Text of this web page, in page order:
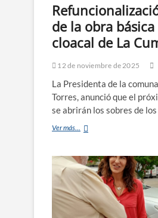
de la obra
cloacal de La
12 de noviembre de 2025
La Presidenta de la
Torres, anunció que el
se abrirán los sobres de
Ver más...